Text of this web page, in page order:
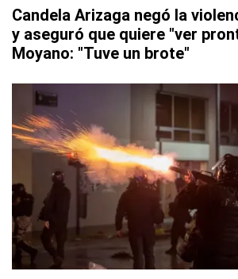
Candela Arizaga negó la
y aseguró que quiere "ver
Moyano: "Tuve un brote"